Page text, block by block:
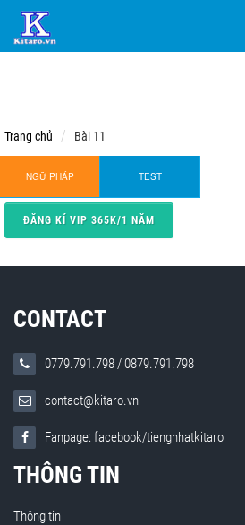
Trang chủ Bài 11
NGỮ PHÁP TEST
ĐĂNG KÍ VIP 365K/1 NĂM
CONTACT
0779.791.798/0879.791.798
contact@kitaro.vn
Fanpage: facebook/tiengnhatkitaro
THÔNG TIN
Thông tin